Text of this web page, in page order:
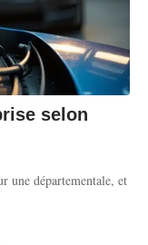
selon
une départementale, et